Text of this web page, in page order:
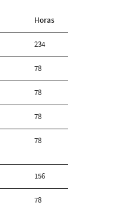
Horas
234
78
78
78
78
156
78